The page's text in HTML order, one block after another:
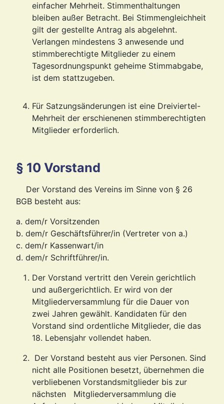
einfacher Mehrheit. Stimmenthaltungen
bleiben außer Betracht. Bei Stimmengleichheit
gilt der gestellte Antrag als abgelehnt.
Verlangen mindestens 3 anwesende und
stimmberechtigte Mitglieder zu einem
Tagesordnungspunkt geheime Stimmabgabe,
ist dem stattzugeben.
Für Satzungsänderungen ist eine Dreiviertel-
Mehrheit der erschienenen stimmberechtigten
Mitglieder erforderlich.
§ 10 Vorstand
Der Vorstand des Vereins im Sinne von § 26
BGB besteht aus:
a. dem/r Vorsitzenden
b. dem/r Geschäftsführer/in (Vertreter von a.)
c. dem/r Kassenwart/in
d. dem/r Schriftführer/in.
Der Vorstand vertritt den Verein gerichtlich
und außergerichtlich. Er wird von der
Mitgliederversammlung für die Dauer von
zwei Jahren gewählt. Kandidaten für den
Vorstand sind ordentliche Mitglieder, die das
18. Lebensjahr vollendet haben.
Der Vorstand besteht aus vier Personen. Sind
nicht alle Positionen besetzt, übernehmen die
verbliebenen Vorstandsmitglieder bis zur
nächsten Mitgliederversammlung die